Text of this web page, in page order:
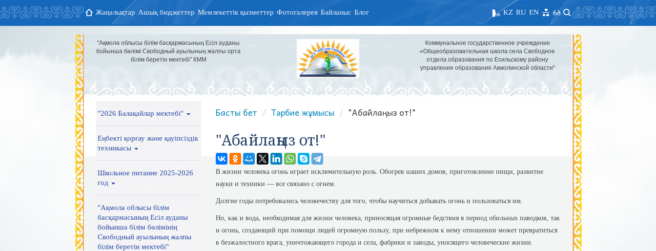
Жаңалықтар Ашық бюджеттер Мемлекеттік қызметтер Фотогалерея Байланыс Блог EN
RU
KZ
"Ақмола облысы білім басқармасының Есіл ауданы
бойынша бөлімі Свободный ауылының жалпы орта
білім беретін мектебі" КММ
Коммунальное государственное учреждение
«Общеобразовательная школа села Свободное
отдела образования по Есильскому району
управления образования Акмолинской области"
"2026 Балақайлар мектебі"
Еңбекті қорғау және қауіпсіздік
техникасы
Школьное питание 2025-2026
год
"Ақмола облысы білім
басқармасының Есіл ауданы
бойынша білім бөлімінің
Свободный ауылының жалпы
білім беретін мектебі"
Басты бет Тәрбие жұмысы "Абайлаңыз от!"
"Абайлаңыз от!"
В жизни человека огонь играет исключительную роль. Обогрев наших домов, приготовление пищи, развитие
науки и техники — все связано с огнем.
Долгие годы потребовались человечеству для того, чтобы нау­читься добывать огонь и пользоваться им.
Но, как и вода, необходимая для жизни человека, приносящая огромные бедствия в период обильных паводков, так
и огонь, соз­дающий при помощи людей огромную пользу, при небрежном к нему отношении может превратиться
в безжалостного врага, унич­тожающего города и села, фабрики и заводы, уносящего человече­ские жизни.